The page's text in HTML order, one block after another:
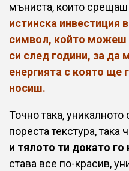
мъниста, които
истинска инвестиция
символ, който можеш
си след години, за да
енергията с която ще
носиш.
Точно така,
пореста текстура, така
и тялото ти докато го
става все по-красив,